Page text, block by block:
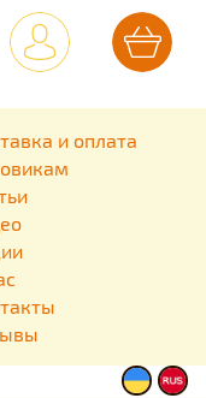
и оплата